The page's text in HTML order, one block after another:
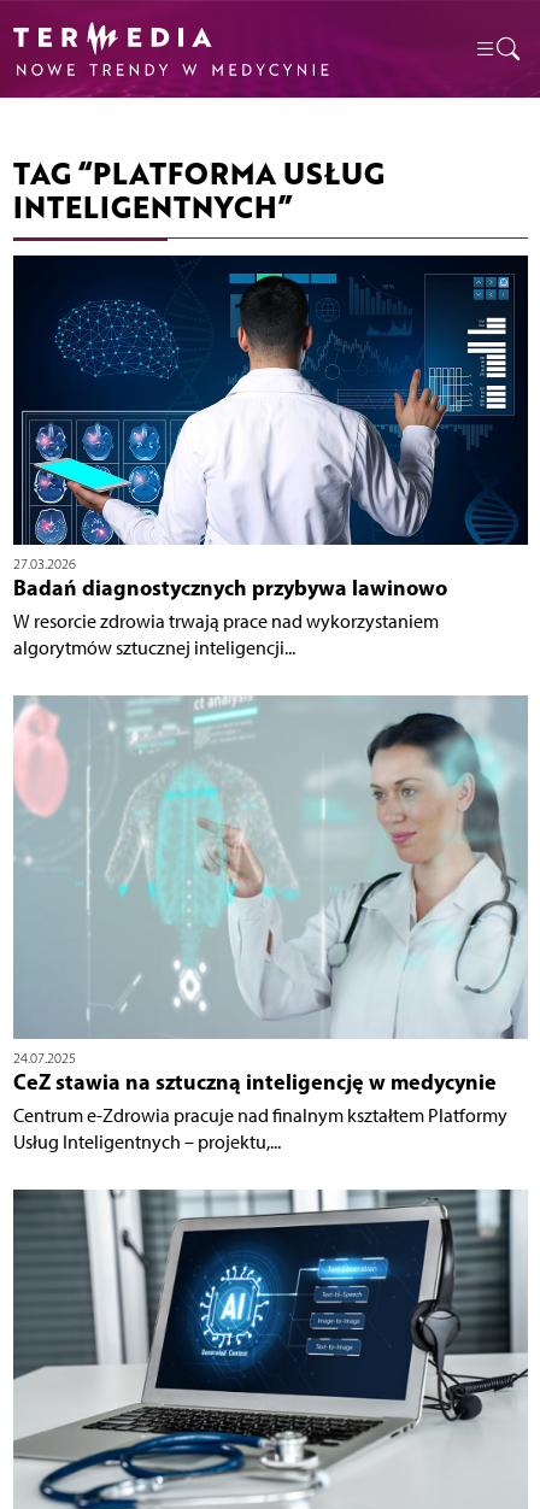
TAG “PLATFORMA USŁUG
INTELIGENTNYCH”
27.03.2026
Badań diagnostycznych przybywa lawinowo
W resorcie zdrowia trwają prace nad wykorzystaniem
algorytmów sztucznej inteligencji...
24.07.2025
CeZ stawia na sztuczną inteligencję w medycynie
Centrum e-Zdrowia pracuje nad finalnym kształtem Platformy
Usług Inteligentnych – projektu,...